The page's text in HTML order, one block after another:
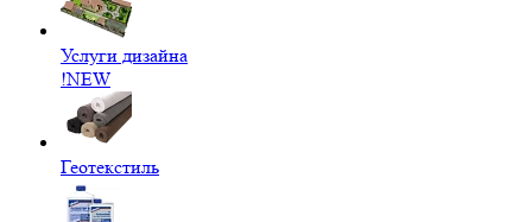
Услуги дизайна
!NEW
Геотекстиль